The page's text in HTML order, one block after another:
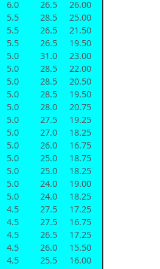
6.0 26.5
26.00
5.5 28.5
25.00
5.5 26.5
21.50
5.5 26.5
19.50
5.0 31.0
23.00
5.0 28.5
22.00
5.0 28.5
20.50
5.0 28.5
19.50
5.0 28.0
20.75
5.0 27.5
19.25
5.0 27.0
18.25
5.0 26.0
16.75
5.0 25.0
18.75
5.0 25.0
18.25
5.0 24.0
19.00
5.0 24.0
18.25
4.5 27.5
17.25
4.5 27.5
16.75
4.5 26.5
17.25
4.5 26.0
15.50
4.5 25.5
16.00